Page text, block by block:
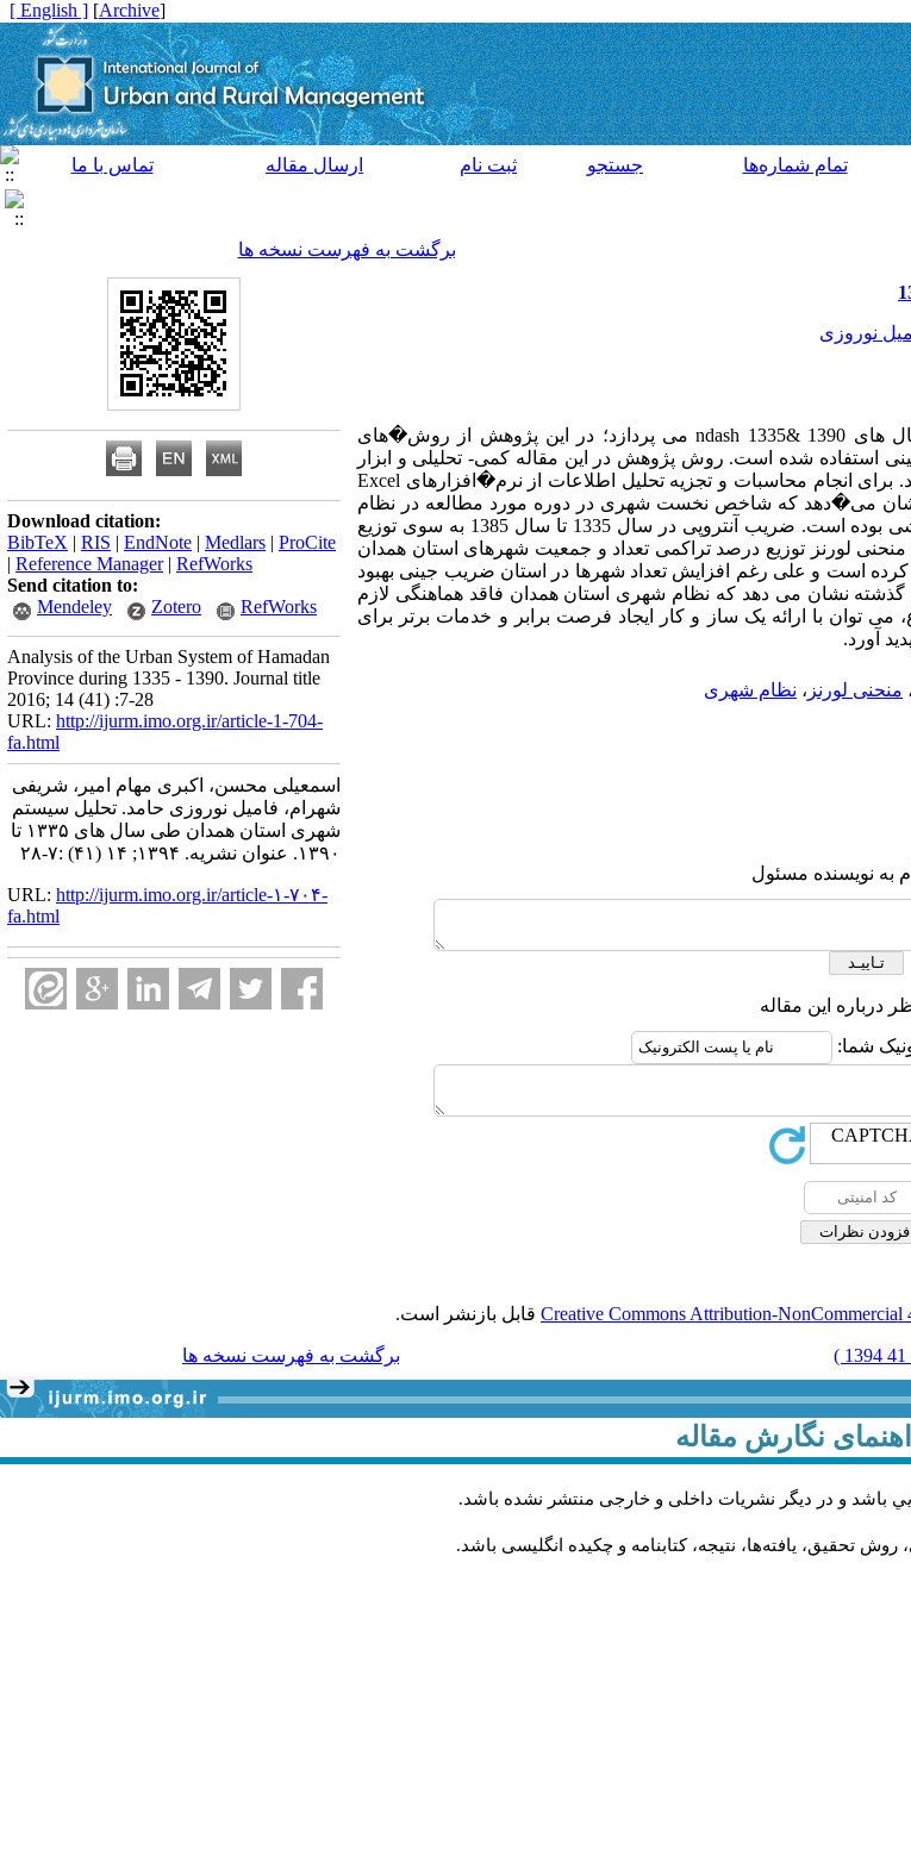
[
Archive
]
[ English ]
تمام شماره‌ها جستجو ثبت نام ارسال مقاله تماس با ما
برگشت به فهرست نسخه ها
نوروزی
مقاله حاضر به تحلیل سیستم شهری استان همدان طی سال های 1390 &ndash 1335 می پردازد؛ در این پژوهش از روش�های
استفاده شده است. روش پژوهش در این مقاله کمی- تحلیلی و ابزار
انجام محاسبات و تجزیه تحلیل اطلاعات از نرم�افزارهای Excel
نشان می�دهد که شاخص نخست شهری در دوره مورد مطالعه در نظام
شهری استان همدان وجود داشته و روند آن به صورت افزایشی بوده است. ضریب آنتروپی در سال 1335 تا سال 1385 به سوی توزیع
لورنز توزیع درصد تراکمی تعداد و جمعیت شهرهای استان همدان
بیشتری پیدا کرده است و علی رغم افزایش تعداد شهرها در استان ضریب جینی بهبود
است. بررسی نظام شهری استان همدان طی 55 سال گذشته نشان می دهد که نظام شهری استان همدان فاقد هماهنگی لازم
توان با ارائه یک ساز و کار ایجاد فرصت برابر و خدمات برتر برای
آورد.
، منحنی لورنز ، نظام شهری
به نویسنده مسئول
درباره این مقاله
شما:
Download citation:
BibTeX | RIS | EndNote | Medlars | ProCite
| Reference Manager| RefWorks
Send citation to:
Mendeley
Zotero RefWorks
Analysis of the Urban System of Hamadan
Province during 1335 - 1390. Journal title
2016; 14 (41) :7-28
URL: http://ijurm.imo.org.ir/article-1-704-
fa.html
اسمعیلی محسن، اکبری مهام امیر، شریفی
شهرام، فامیل نوروزی حامد. تحلیل سیستم
شهری استان همدان طی سال های ۱۳۳۵ تا
۱۳۹۰. عنوان نشریه. ۱۳۹۴; ۱۴ (۴۱) :۷-۲۸
URL: http://ijurm.imo.org.ir/article-۱-۷۰۴-
fa.html
Creative Commons Attribution-NonCommercial قابل بازنشر است.
برگشت به فهرست نسخه ها
نگارش مقاله
باشد و در دیگر نشریات داخلی و خارجی منتشر نشده باشد.
تحقیق، یافته‌ها، نتیجه، کتابنامه و چکیده انگلیسی باشد.